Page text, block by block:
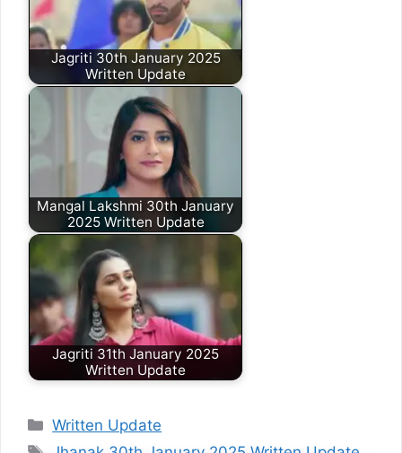
Jagriti 30th January 2025
Written Update
Mangal Lakshmi 30th January
2025 Written Update
Jagriti 31th January 2025
Written Update
Categories
Written Update
Tags